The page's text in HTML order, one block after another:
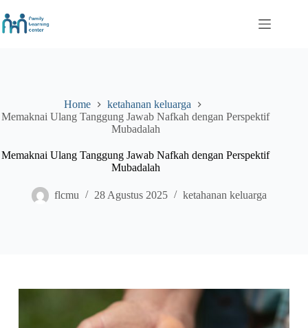
to
content
Home
ketahanan keluarga
Memaknai Ulang Tanggung Jawab Nafkah dengan Perspektif
Mubadalah
Memaknai Ulang Tanggung Jawab Nafkah dengan Perspektif
Mubadalah
flcmu 28 Agustus 2025 ketahanan keluarga